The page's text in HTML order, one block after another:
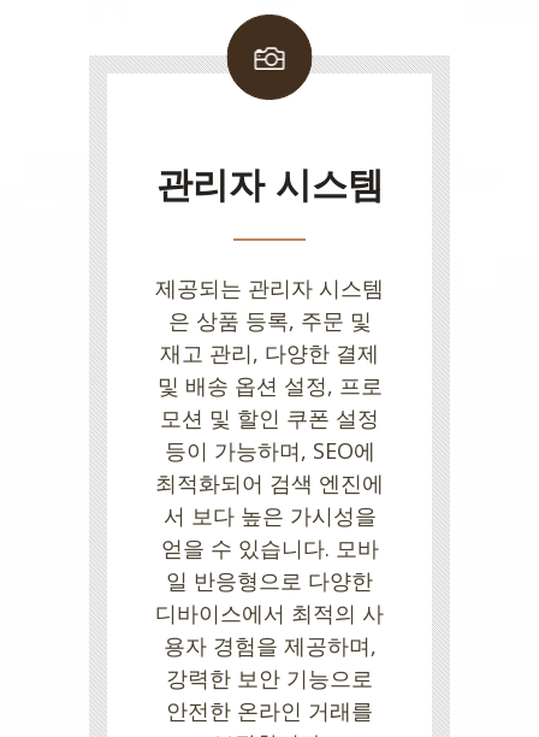
관리자 시스템
제공되는 관리자 시스템
은 상품 등록, 주문 및
재고 관리, 다양한 결제
및 배송 옵션 설정, 프로
모션 및 할인 쿠폰 설정
등이 가능하며, SEO에
최적화되어 검색 엔진에
서 보다 높은 가시성을
얻을 수 있습니다. 모바
일 반응형으로 다양한
디바이스에서 최적의 사
용자 경험을 제공하며,
강력한 보안 기능으로
안전한 온라인 거래를